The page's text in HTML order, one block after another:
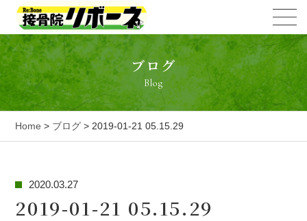
ブログ
Blog
Home > ブログ > 2019-01-21 05.15.29
2020.03.27
2019-01-21 05.15.29